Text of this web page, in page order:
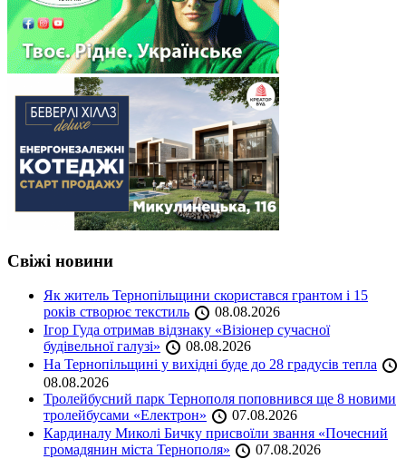
Свіжі новини
Як житель Тернопільщини скористався грантом і 15
років створює текстиль
08.08.2026
Ігор Гуда отримав відзнаку «Візіонер сучасної
будівельної галузі»
08.08.2026
На Тернопільщині у вихідні буде до 28 градусів тепла
08.08.2026
Тролейбусний парк Тернополя поповнився ще 8 новими
тролейбусами «Електрон»
07.08.2026
Кардиналу Миколі Бичку присвоїли звання «Почесний
громадянин міста Тернополя»
07.08.2026